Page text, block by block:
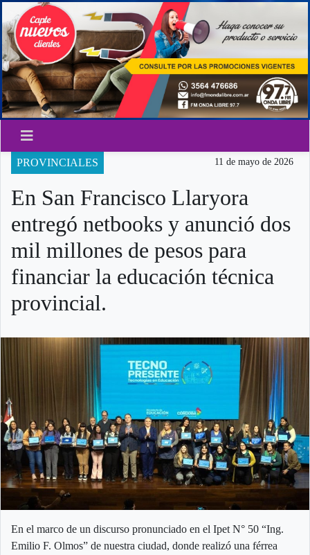
PROVINCIALES 11 de mayo de 2026
En San Francisco Llaryora
entregó netbooks y anunció dos
mil millones de pesos para
financiar la educación técnica
provincial.
En el marco de un discurso pronunciado en el Ipet N° 50 “Ing.
Emilio F. Olmos” de nuestra ciudad, donde realizó una férrea